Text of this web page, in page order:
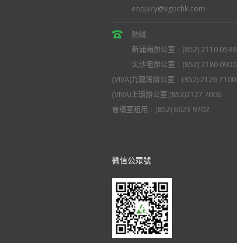
enquiry@vgbchk.com
熱綫:
新蒲崗辦公室﹕(852) 2110 0538
尖沙咀辦公室﹕(852) 2180 0900
(VIVA)九龍灣辦公室﹕(852) 2126 7100
(VIVA)上環辦公室:(852)2127 7006
會議室租用﹕(852) 6623 9702
微信公眾號